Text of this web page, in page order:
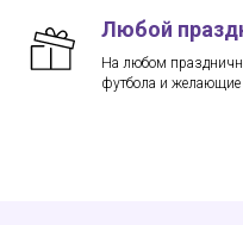
Любой
На любом
футбола и желающие